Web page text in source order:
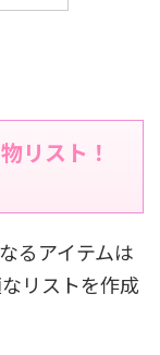
リスト！
るアイテムは
リストを作成